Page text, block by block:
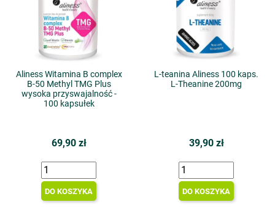
Aliness Witamina B complex
B-50 Methyl TMG Plus
wysoka przyswajalność -
100 kapsułek
69,90 zł
DO KOSZYKA
L-teanina Aliness 100 kaps.
L-Theanine 200mg
39,90 zł
DO KOSZYKA